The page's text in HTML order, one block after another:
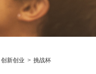
创新创业 > 挑战杯